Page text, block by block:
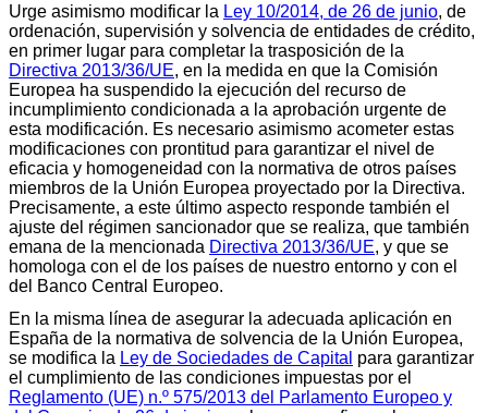
Urge asimismo modificar la Ley 10/2014, de 26 de junio, de
ordenación, supervisión y solvencia de entidades de crédito,
en primer lugar para completar la trasposición de la
Directiva 2013/36/UE, en la medida en que la Comisión
Europea ha suspendido la ejecución del recurso de
incumplimiento condicionada a la aprobación urgente de
esta modificación. Es necesario asimismo acometer estas
modificaciones con prontitud para garantizar el nivel de
eficacia y homogeneidad con la normativa de otros países
miembros de la Unión Europea proyectado por la Directiva.
Precisamente, a este último aspecto responde también el
ajuste del régimen sancionador que se realiza, que también
emana de la mencionada Directiva 2013/36/UE, y que se
homologa con el de los países de nuestro entorno y con el
del Banco Central Europeo.
En la misma línea de asegurar la adecuada aplicación en
España de la normativa de solvencia de la Unión Europea,
se modifica la Ley de Sociedades de Capital para garantizar
el cumplimiento de las condiciones impuestas por el
Reglamento (UE) n.º 575/2013 del Parlamento Europeo y